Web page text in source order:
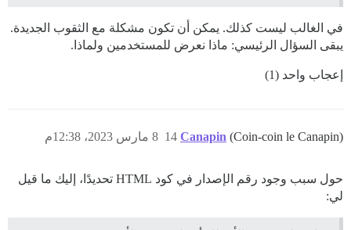
في الغالب ليست كذلك. يمكن أن تكون مشكلة مع الثقوب الجديدة.
يبقى السؤال الرئيسي: ماذا نعرض للمستخدمين ولماذا.
إعجاب واحد (1)
Canapin (Coin-coin le Canapin) 8 مارس 2023، 12:38م 14
حول سبب وجود رقم الإصدار في كود HTML تحديدًا، إليك ما قيل
لي: